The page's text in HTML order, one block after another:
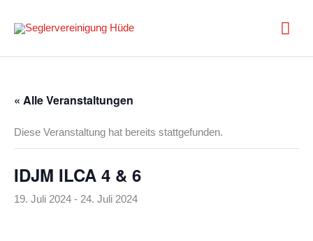
Inhalt
springen
« Alle Veranstaltungen
Diese Veranstaltung hat bereits stattgefunden.
IDJM ILCA 4 & 6
19. Juli 2024 - 24. Juli 2024